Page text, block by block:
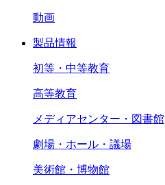
動画
製品情報
初等・中等教育
高等教育
メディアセンター・図書館
劇場・ホール・議場
美術館・博物館